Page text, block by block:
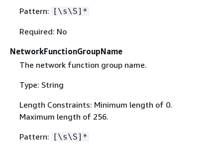
Pattern: [\s\S]*
Required: No
NetworkFunctionGroupName
The network function group name.
Type: String
Length Constraints: Minimum length of 0.
Maximum length of 256.
Pattern: [\s\S]*